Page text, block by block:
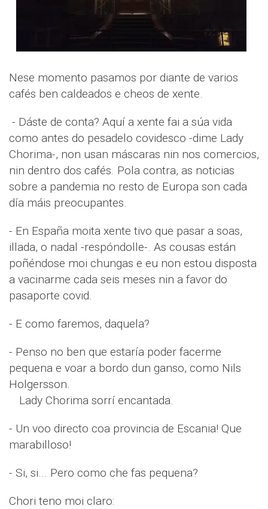
Nese momento pasamos por diante de varios
cafés ben caldeados e cheos de xente.
- Dáste de conta? Aquí a xente fai a súa vida
como antes do pesadelo covidesco -dime Lady
Chorima-, non usan máscaras nin nos comercios,
nin dentro dos cafés. Pola contra, as noticias
sobre a pandemia no resto de Europa son cada
día máis preocupantes.
- En España moita xente tivo que pasar a soas,
illada, o nadal -respóndolle-. As cousas están
poñéndose moi chungas e eu non estou disposta
a vacinarme cada seis meses nin a favor do
pasaporte covid.
- E como faremos, daquela?
- Penso no ben que estaría poder facerme
pequena e voar a bordo dun ganso, como Nils
Holgersson.
Lady Chorima sorrí encantada.
- Un voo directo coa provincia de Escania! Que
marabilloso!
- Si, si... Pero como che fas pequena?
Chori teno moi claro: